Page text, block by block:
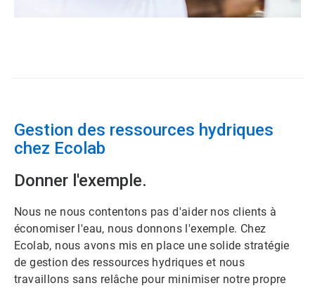
Gestion des ressources hydriques
chez Ecolab
Donner l'exemple.
Nous ne nous contentons pas d'aider nos clients à
économiser l'eau, nous donnons l'exemple. Chez
Ecolab, nous avons mis en place une solide stratégie
de gestion des ressources hydriques et nous
travaillons sans relâche pour minimiser notre propre